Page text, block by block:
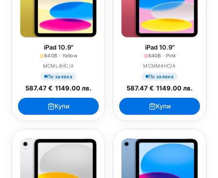
iPad 10.9"
64GB · Yellow
MCML4HC/A
По заявка
587.47 €/1149.00 лв.
Купи
iPad 10.9"
64GB · Pink
MCMM4HC/A
По заявка
587.47 €/1149.00 лв.
Купи